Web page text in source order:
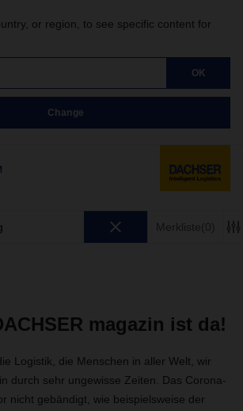
or region, to see specific content for
OK
Change
Merkliste(0)
magazin ist da!
Logistik, die Menschen in aller Welt, wir
durch sehr ungewisse Zeiten. Das Corona-
nicht gebändigt, wie beispielsweise der